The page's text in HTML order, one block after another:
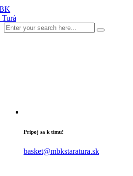
Pripoj sa k tímu!
basket@mbkstaratura.sk